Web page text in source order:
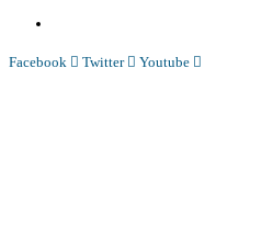
Facebook Twitter Youtube